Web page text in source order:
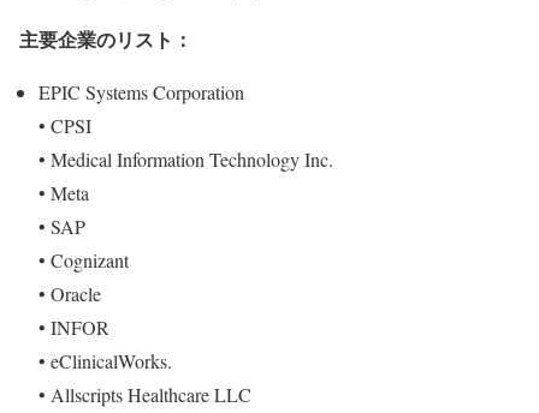
主要企業のリスト：
EPIC Systems Corporation
• CPSI
• Medical Information Technology Inc.
• Meta
• SAP
• Cognizant
• Oracle
• INFOR
• eClinicalWorks.
• Allscripts Healthcare LLC